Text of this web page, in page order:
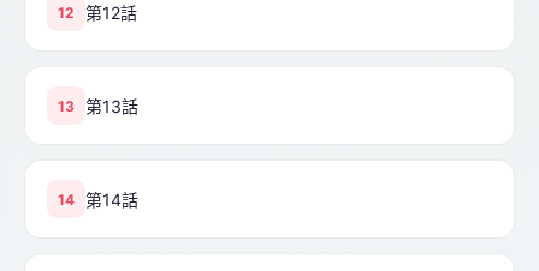
12 第12話
13 第13話
14 第14話